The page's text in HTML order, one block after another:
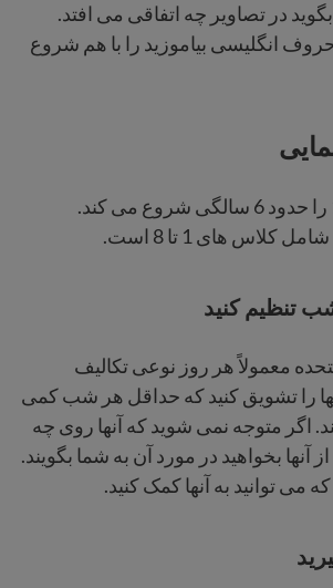
در تصاویر چه اتفاقی می افتد.
انگلیسی بیاموزید را با هم شروع
فرزند شما کلاس 1 را حدود 6 سالگی شروع می کند.
کلاس های 1 تا 8 است.
تنظیم کنید
معمولاً هر روز نوعی تکالیف
را تشویق کنید که حداقل هر شب کمی
اگر متوجه نمی شوید که آنها روی چه
آنها بخواهید در مورد آن به شما بگویند.
می توانید به آنها کمک کنید.